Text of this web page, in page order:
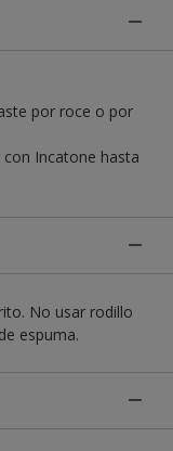
por roce o por
Incatone hasta
No usar rodillo
espuma.